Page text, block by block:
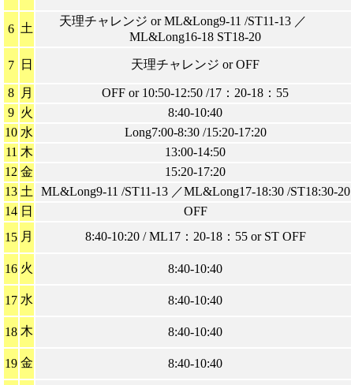
6 土
天理チャレンジ or ML&Long9-11 /ST11-13 ／
ML&Long16-18 ST18-20
7 日 天理チャレンジ or OFF
8
月 OFF or 10:50-12:50 /17：20-18：55
9 火 8:40-10:40
10 水 Long7:00-8:30 /15:20-17:20
11 木 13:00-14:50
12 金 15:20-17:20
13 土 ML&Long9-11 /ST11-13 ／ML&Long17-18:30 /ST18:30-20
14 日 OFF
15 月 8:40-10:20 / ML17：20-18：55 or ST OFF
16 火 8:40-10:40
17 水 8:40-10:40
18 木 8:40-10:40
19 金 8:40-10:40